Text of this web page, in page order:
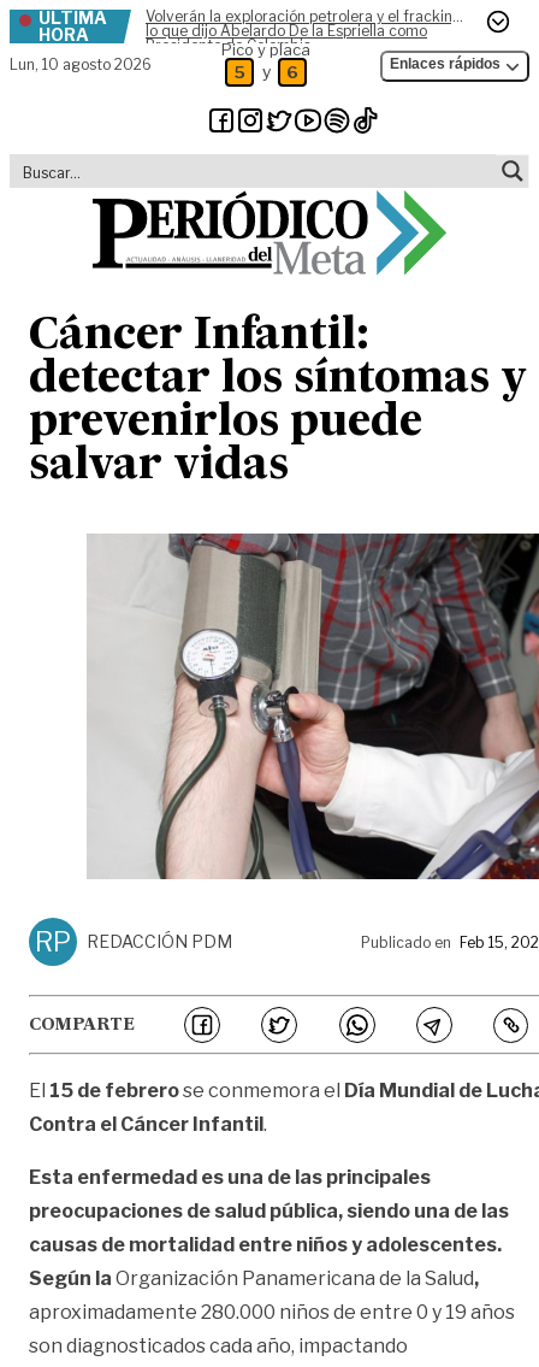
Skip to content
ÚLTIMA
HORA
Volverán la exploración petrolera y el fracking,
lo que dijo Abelardo De la Espriella como
Presidente de Colombia
Lun, 10 agosto 2026
Pico y placa
5 y 6 Enlaces rápidos
Cáncer Infantil:
detectar los síntomas y
prevenirlos puede
salvar vidas
RP REDACCIÓN PDM Publicado en Feb 15,
COMPARTE
El 15 de febrerose conmemora el Día Mundial de
Contra el Cáncer Infantil .
Esta enfermedad es una de las principales
preocupaciones de salud pública, siendo una de las
causas de mortalidad entre niños y adolescentes.
Según la Organización Panamericana de la Salud,
aproximadamente 280.000 niños de entre 0 y 19 años
son diagnosticados cada año, impactando